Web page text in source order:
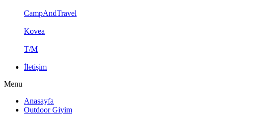
CampAndTravel
Kovea
T/M
İletişim
Menu
Anasayfa
Outdoor Giyim